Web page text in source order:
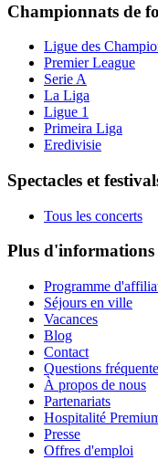
Championnats de
Ligue des
Premier League
Serie A
La Liga
Ligue 1
Primeira Liga
Eredivisie
Spectacles et
Tous les concerts
Plus d'informations
Programme
Séjours en ville
Vacances
Blog
Contact
Questions
À propos de nous
Partenariats
Hospitalité
Presse
Offres d'emploi